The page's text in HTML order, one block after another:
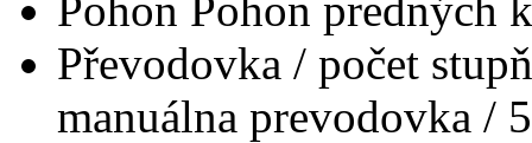
Převodovka / počet
manuálna prevodovka / 5